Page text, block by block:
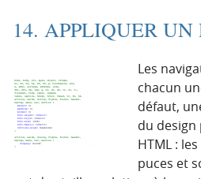
14. APPLIQUER UN
Les
chacun
défaut,
du design
HTML :
puces et